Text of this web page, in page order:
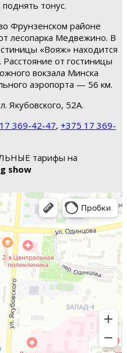
тонус.
Фрунзенском районе
лесопарка Медвежино. В
«Вояж» находится
от гостиницы
вокзала Минска
аэропорта — 56 км.
Якубовского, 52А.
369-42-47, +375 17 369-
тарифы на
show